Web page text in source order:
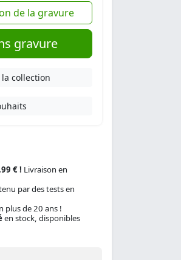
€ ! Livraison en
par des tests en
plus de 20 ans !
en stock, disponibles
de la gravure
gravure
collection